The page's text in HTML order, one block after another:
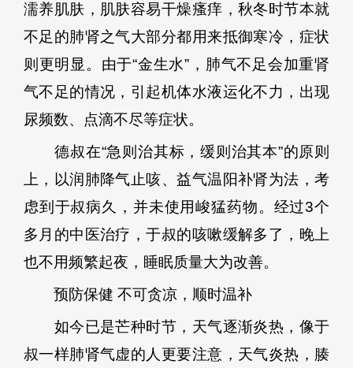
濡养肌肤，肌肤容易干燥瘙痒，秋冬时节本就
不足的肺肾之气大部分都用来抵御寒冷，症状
则更明显。由于“金生水”，肺气不足会加重肾
气不足的情况，引起机体水液运化不力，出现
尿频数、点滴不尽等症状。
德叔在“急则治其标，缓则治其本”的原则
上，以润肺降气止咳、益气温阳补肾为法，考
虑到于叔病久，并未使用峻猛药物。经过3个
多月的中医治疗，于叔的咳嗽缓解多了，晚上
也不用频繁起夜，睡眠质量大为改善。
预防保健 不可贪凉，顺时温补
如今已是芒种时节，天气逐渐炎热，像于
叔一样肺肾气虚的人更要注意，天气炎热，腠